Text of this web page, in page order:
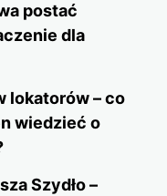
postać
dla
lokatorów – co
wiedzieć o
Szydło –